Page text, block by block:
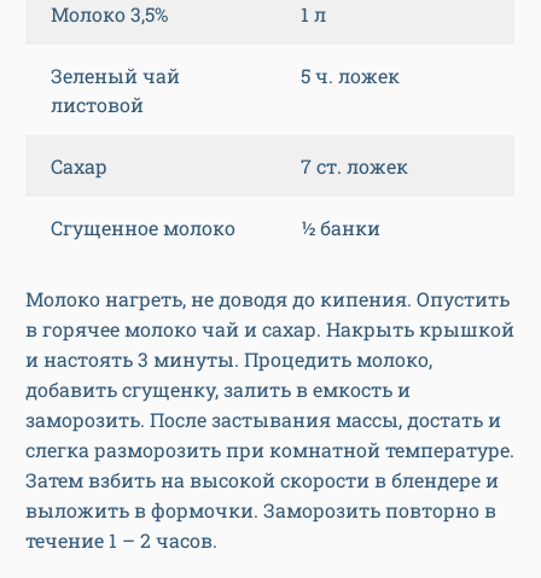
Молоко 3,5% 1 л
Зеленый чай
листовой
5 ч. ложек
Сахар 7 ст. ложек
Сгущенное молоко ½ банки
Молоко нагреть, не доводя до кипения. Опустить
в горячее молоко чай и сахар. Накрыть крышкой
и настоять 3 минуты. Процедить молоко,
добавить сгущенку, залить в емкость и
заморозить. После застывания массы, достать и
слегка разморозить при комнатной температуре.
Затем взбить на высокой скорости в блендере и
выложить в формочки. Заморозить повторно в
течение 1 – 2 часов.